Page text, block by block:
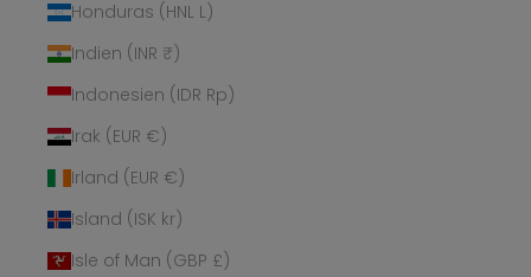
Honduras (HNL L)
Indien (INR ₹)
Indonesien (IDR Rp)
Irak (EUR €)
Irland (EUR €)
Island (ISK kr)
Isle of Man (GBP £)